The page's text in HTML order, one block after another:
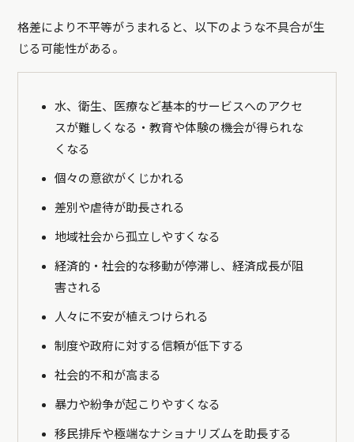
格差により不平等がうまれると、以下のような不具合が生
じる可能性がある。
水、衛生、医療など基本的サービスへのアクセ
スが難しくなる・教育や体験の機会が得られな
くなる
個々の意欲がくじかれる
差別や虐待が助長される
地域社会から孤立しやすくなる
経済的・社会的な移動が停滞し、経済成長が阻
害される
人々に不安が植えつけられる
制度や政府に対する信頼が低下する
社会的不和が高まる
暴力や紛争が起こりやすくなる
移民排斥や極端なナショナリズムを助長する